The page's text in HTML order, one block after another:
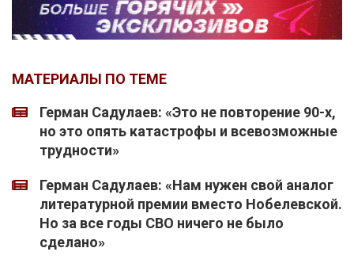
МАТЕРИАЛЫ ПО ТЕМЕ
Герман Садулаев: «Это не повторение 90-х,
но это опять катастрофы и всевозможные
трудности»
Герман Садулаев: «Нам нужен свой аналог
литературной премии вместо Нобелевской.
Но за все годы СВО ничего не было
сделано»